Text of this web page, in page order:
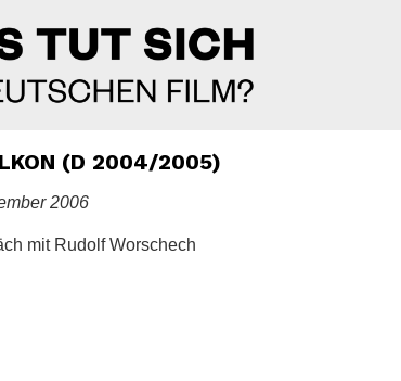
(D 2004/2005)
2006
mit Rudolf Worschech